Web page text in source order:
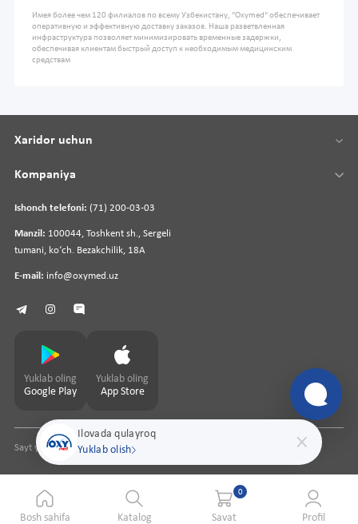
Имея более чем 120 филиалов по всему Узбекистану, "Oxymed" обеспечивает
оперативную и эффективную доставку заказов. Наша разветвленная
инфраструктура позволяет минимизировать временные задержки,
обеспечивая клиентам быстрый доступ к необходимым медицинским
средствам
Ilovada qulayroq
Yuklab olish
Ishonch telefoni: (71) 200-03-03
Manzil: 100044, Toshkent sh., Sergeli
tumani, koʻch. Bezakchilik, 18A
E-mail: info@oxymed.uz
Xaridor uchun
Kompaniya
Yuklab oling
Google Play
Yuklab oling
App Store
Sayt yaratuvchipharmit.uz
Bosh sahifa Katalog
0
Savat Profil